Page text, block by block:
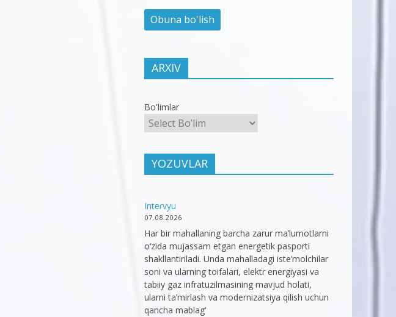
ARXIV
Bo'limlar
YOZUVLAR
Intervyu
07.08.2026
Har bir mahallaning barcha zarur ma’lumotlarni
o‘zida mujassam etgan energetik pasporti
shakllantiriladi. Unda mahalladagi iste’molchilar
soni va ularning toifalari, elektr energiyasi va
tabiiy gaz infratuzilmasining mavjud holati,
ularni ta’mirlash va modernizatsiya qilish uchun
qancha mablag‘